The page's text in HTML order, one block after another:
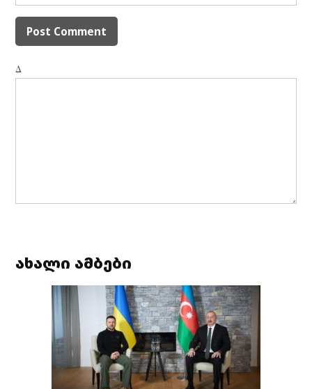
Δ
ახალი ამბები